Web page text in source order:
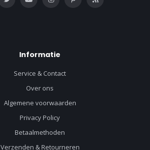
Informatie
Service & Contact
Over ons
Algemene voorwaarden
Privacy Policy
Betaalmethoden
Verzenden & Retourneren